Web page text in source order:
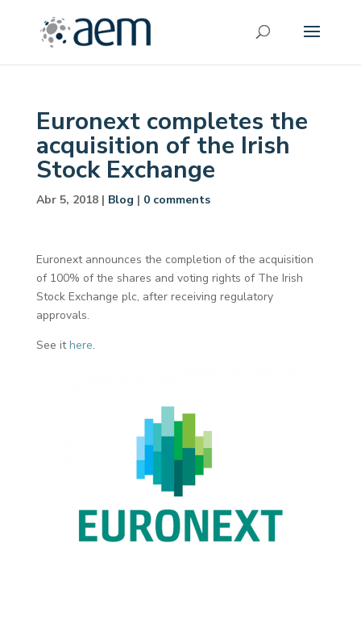
Euronext completes the
acquisition of the Irish
Stock Exchange
Abr 5, 2018| Blog | 0 comments
Euronext announces the completion of the acquisition
of 100% of the shares and voting rights of The Irish
Stock Exchange plc, after receiving regulatory
approvals.
See ithere.